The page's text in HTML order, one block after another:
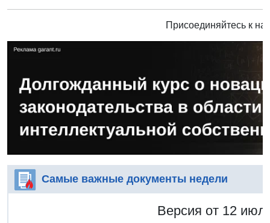
Присоединяйтесь к
Самые важные документы недели
Версия от 12